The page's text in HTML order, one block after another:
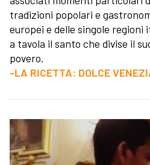
tradizioni popolari e
europei e delle singole regioni
a tavola il santo che divise il
povero.
-LA RICETTA: DOLCE